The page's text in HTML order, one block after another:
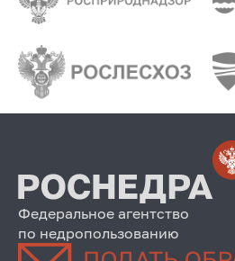
Федеральное агентство
по недропользованию